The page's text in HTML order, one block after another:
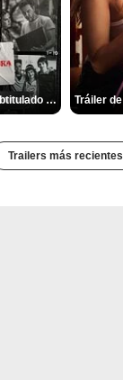
Primer Tráiler Oficial Subtitulado de 'Una última aventura: Detrás de cámaras de Stranger Things 5'
Trailers más recientes